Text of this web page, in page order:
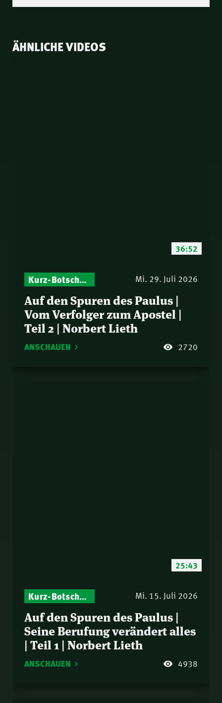
ÄHNLICHE VIDEOS
36:52
Kurz-Botschaften – Biblische Impulse mit Zukunft im Blick Mi. 29. Juli 2026
Auf den Spuren des Paulus |
Vom Verfolger zum Apostel |
Teil 2 | Norbert Lieth
ANSCHAUEN 2720
25:43
Kurz-Botschaften – Biblische Impulse mit Zukunft im Blick Mi. 15. Juli 2026
Auf den Spuren des Paulus |
Seine Berufung verändert alles
| Teil 1 | Norbert Lieth
ANSCHAUEN 4938